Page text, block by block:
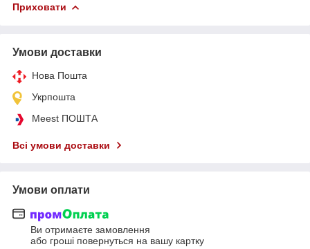
Приховати
Умови доставки
Нова Пошта
Укрпошта
Meest ПОШТА
Всі умови доставки
Умови оплати
Ви отримаєте замовлення
або гроші повернуться на вашу картку